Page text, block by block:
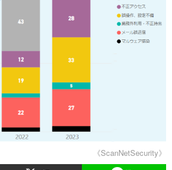
《ScanNetSecurity》